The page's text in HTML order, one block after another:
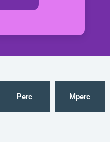
Perc Mperc